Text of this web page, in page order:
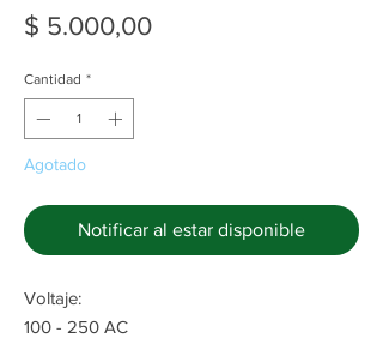
$ 5.000,00Precio
Cantidad *
Agotado
Notificar al estar disponible
Voltaje:
100 - 250 AC